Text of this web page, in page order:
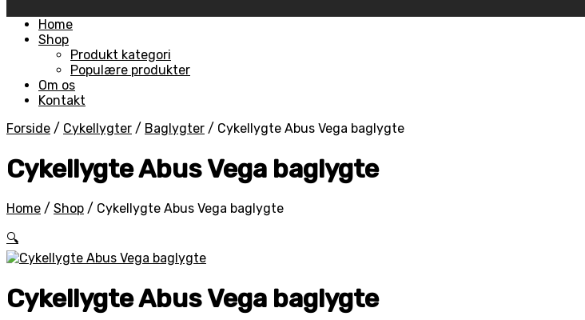
Skip
Home
Shop
Produkt kategori
Populære produkter
Om os
Kontakt
Forside / Cykellygter / Baglygter / Cykellygte Abus Vega baglygte
Cykellygte Abus Vega baglygte
Home / Shop / Cykellygte Abus Vega baglygte
🔍
Cykellygte Abus Vega baglygte